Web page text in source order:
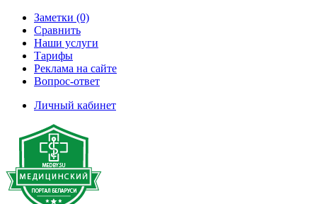
Заметки (0)
Сравнить
Наши услуги
Тарифы
Реклама на сайте
Вопрос-ответ
Личный кабинет